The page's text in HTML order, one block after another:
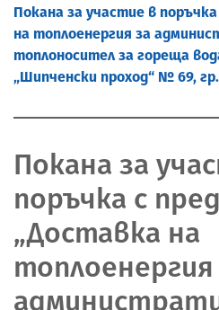
Покана за участие в
на топлоенергия за
топлоносител за гореща
„Шипченски проход“ № 69,
Покана за
поръчка с
„Доставка на
топлоенергия